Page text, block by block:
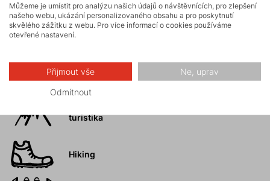
Turistika
Skalní lezení a
ferraty
turistika
Hiking
Můžeme je umístit pro analýzu našich údajů o návštěvnících, pro zlepšení
našeho webu, ukázání personalizovaného obsahu a pro poskytnutí
skvělého zážitku z webu. Pro více informací o cookies používáme
otevřené nastavení.
Přijmout vše Ne, uprav
Odmítnout